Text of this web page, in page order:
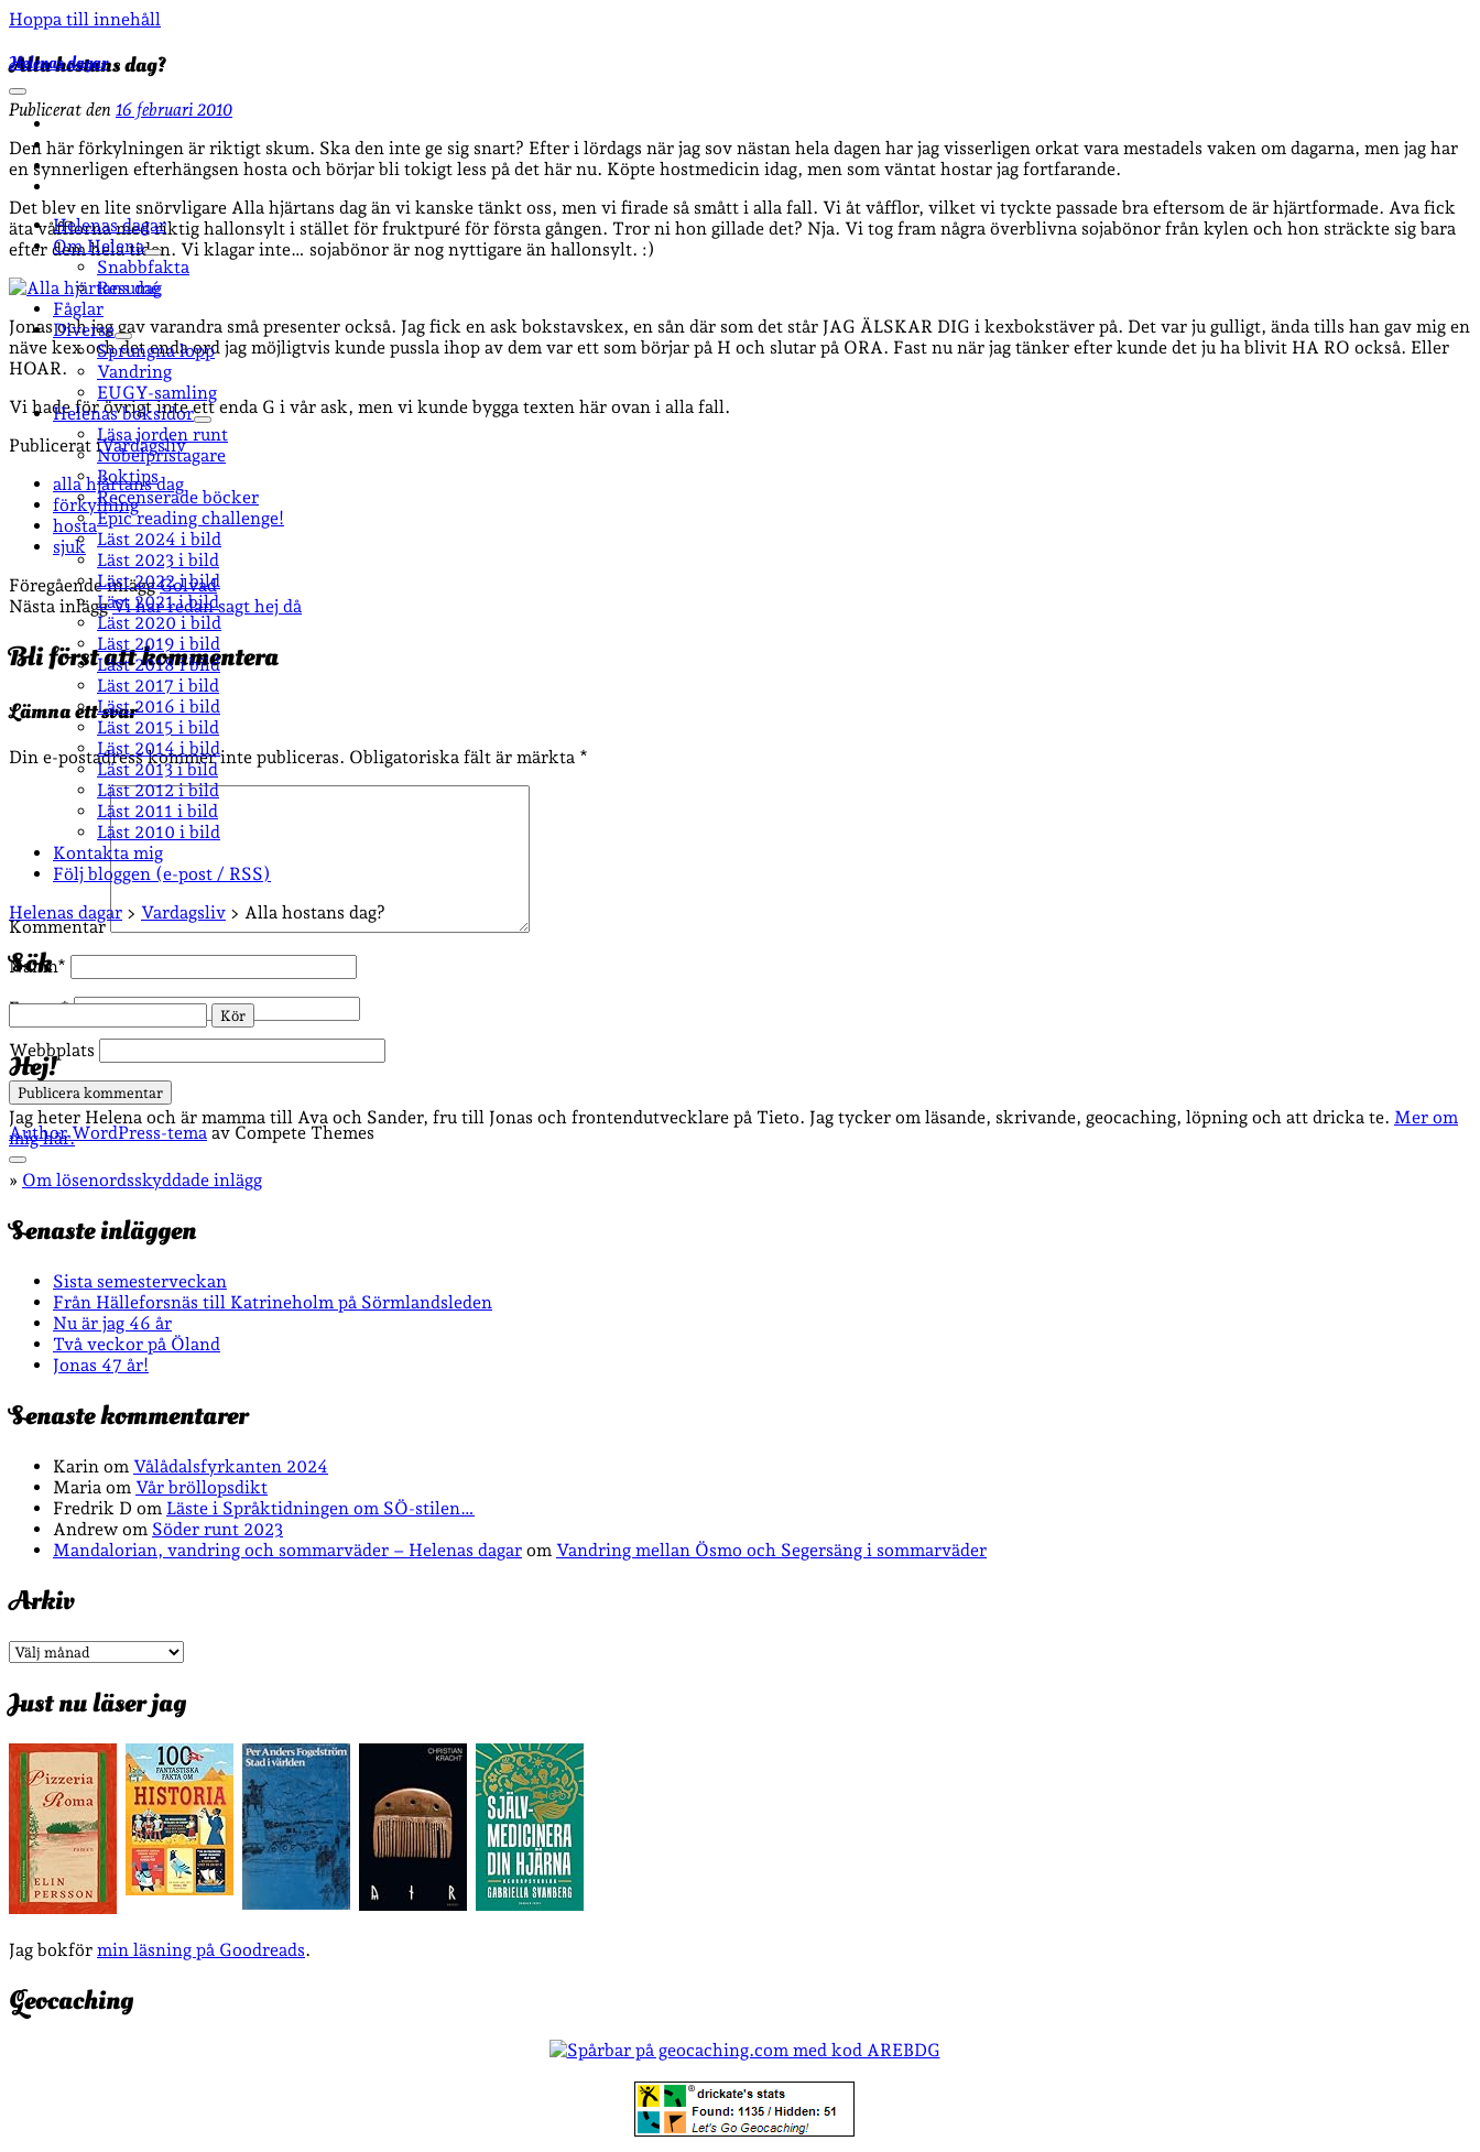
Hoppa till innehåll
Helenas dagar
öppna
primärfacebook
instagram
email-
goodreads
Helenas dagar
Om Helena
öppna
undermeny
Snabbfakta
Resumé
Fåglar
Diverse
öppna
undermeny
Sprungna lopp
Vandring
EUGY-samling
Helenas boksidor
öppna
undermeny
Läsa jorden runt
Nobelpristagare
Boktips
Recenserade böcker
Epic reading challenge!
Läst 2024 i bild
Läst 2023 i bild
Läst 2022 i bild
Läst 2021 i bild
Läst 2020 i bild
Läst 2019 i bild
Läst 2018 i bild
Läst 2017 i bild
Läst 2016 i bild
Läst 2015 i bild
Läst 2014 i bild
Läst 2013 i bild
Läst 2012 i bild
Läst 2011 i bild
Läst 2010 i bild
Kontakta mig
Följ bloggen (e-post / RSS)
Sidopanel
Helenas dagar > Vardagsliv > Alla hostans dag?
Sök
Hej!
Jag heter Helena och är mamma till Ava och Sander, fru till Jonas och frontendutvecklare på Tieto. Jag tycker om läsande, skrivande, geocaching, löpning och att dricka te. Mer om
mig här.
» Om lösenordsskyddade inlägg
Senaste inläggen
Sista semesterveckan
Från Hälleforsnäs till Katrineholm på Sörmlandsleden
Nu är jag 46 år
Två veckor på Öland
Jonas 47 år!
Senaste kommentarer
Karin om Vålådalsfyrkanten 2024
Maria om Vår bröllopsdikt
Fredrik D om Läste i Språktidningen om SÖ-stilen…
Andrew om Söder runt 2023
Mandalorian, vandring och sommarväder – Helenas dagar om Vandring mellan Ösmo och Segersäng i sommarväder
Arkiv
Arkiv
Just nu läser jag
Jag bokför min läsning på Goodreads.
Geocaching
Alla hostans dag?
Publicerat den 16 februari 2010
Den här förkylningen är riktigt skum. Ska den inte ge sig snart? Efter i lördags när jag sov nästan hela dagen har jag visserligen orkat vara mestadels vaken om dagarna, men jag har
en synnerligen efterhängsen hosta och börjar bli tokigt less på det här nu. Köpte hostmedicin idag, men som väntat hostar jag fortfarande.
Det blev en lite snörvligare Alla hjärtans dag än vi kanske tänkt oss, men vi firade så smått i alla fall. Vi åt våfflor, vilket vi tyckte passade bra eftersom de är hjärtformade. Ava fick
äta våfflorna med riktig hallonsylt i stället för fruktpuré för första gången. Tror ni hon gillade det? Nja. Vi tog fram några överblivna sojabönor från kylen och hon sträckte sig bara
efter dem hela tiden. Vi klagar inte… sojabönor är nog nyttigare än hallonsylt. :)
Jonas och jag gav varandra små presenter också. Jag fick en ask bokstavskex, en sån där som det står JAG ÄLSKAR DIG i kexbokstäver på. Det var ju gulligt, ända tills han gav mig en
näve kex och det enda ord jag möjligtvis kunde pussla ihop av dem var ett som börjar på H och slutar på ORA. Fast nu när jag tänker efter kunde det ju ha blivit HA RO också. Eller
HOAR.
Vi hade för övrigt inte ett enda G i vår ask, men vi kunde bygga texten här ovan i alla fall.
Publicerat iVardagsliv
alla hjärtans dag
förkylning
hosta
sjuk
Föregående inlägg Golvad
Nästa inlägg Vi har redan sagt hej då
Bli först att kommentera
Lämna ett svar
Din e-postadress kommer inte publiceras. Obligatoriska fält är märkta *
Kommentar
Namn*
E-post*
Webbplats
Author WordPress-tema av Compete Themes
Rulla
till